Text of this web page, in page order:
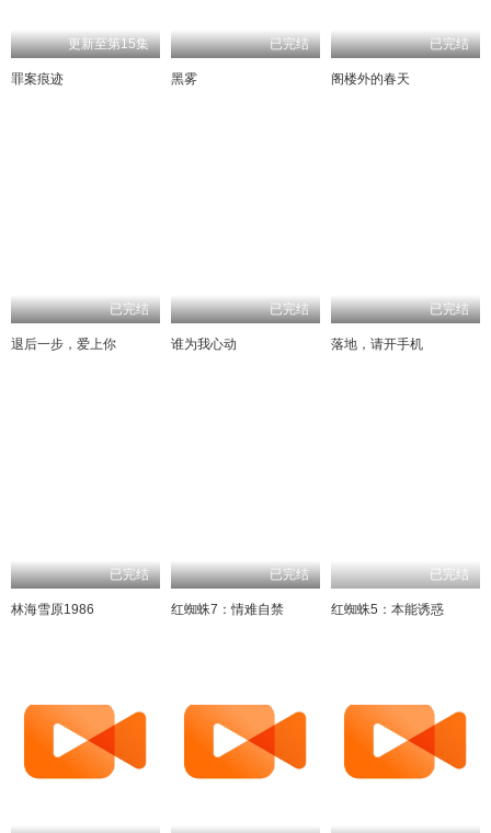
更新至第15集
罪案痕迹
已完结
黑雾
已完结
阁楼外的春天
已完结
退后一步，爱上你
已完结
谁为我心动
已完结
落地，请开手机
已完结
林海雪原1986
已完结
红蜘蛛7：情难自禁
已完结
红蜘蛛5：本能诱惑